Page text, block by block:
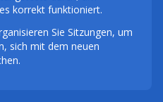
korrekt funktioniert.
Sie Sitzungen, um
sich mit dem neuen